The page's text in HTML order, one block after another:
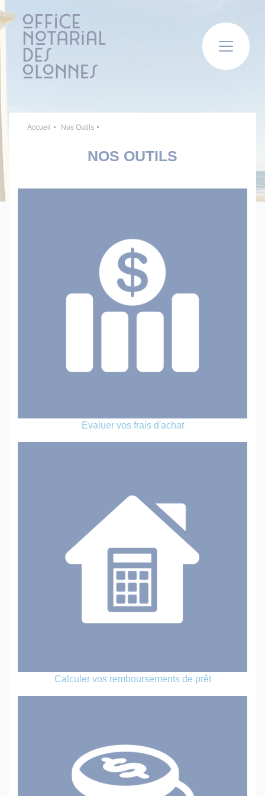
Accueil Nos Outils
NOS OUTILS
Evaluer vos frais d'achat
Calculer vos remboursements de prêt